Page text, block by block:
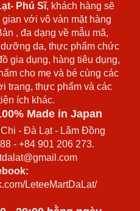
Phú Sĩ, khách hàng sẽ
với vô vàn mặt hàng
, đa dạng về mẫu mã,
da, thực phẩm chức
gia dụng, hàng tiêu dụng,
cho mẹ và bé cùng các
trang, thực phẩm và các
ích khác.
Made in Japan
- Đà Lạt - Lâm Đồng
- +84 901 206 273.
LeteeMartDaLat/